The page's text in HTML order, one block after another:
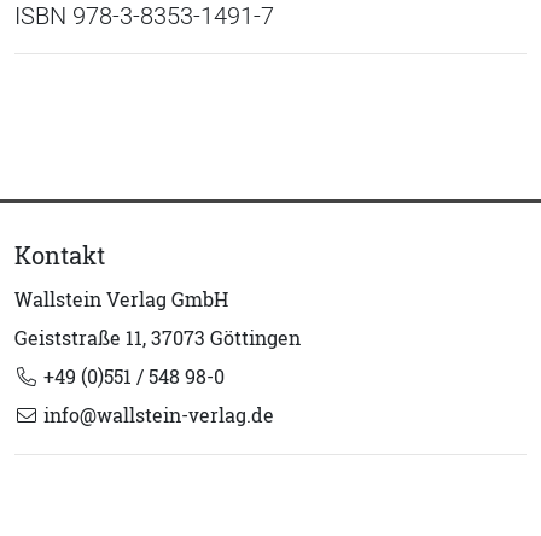
ISBN 978-3-8353-1491-7
Kontakt
Wallstein Verlag GmbH
Geiststraße 11, 37073 Göttingen
+49 (0)551 / 548 98-0
info@wallstein-verlag.de